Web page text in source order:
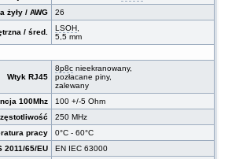
żyły / AWG
26
/ śred. LSOH,
5,5 mm
Wtyk RJ45
8p8c nieekranowany,
pozłacane piny,
zalewany
100Mhz
100 +/-5 Ohm
250 MHz
pracy
0°C - 60°C
2011/65/EU
EN IEC 63000